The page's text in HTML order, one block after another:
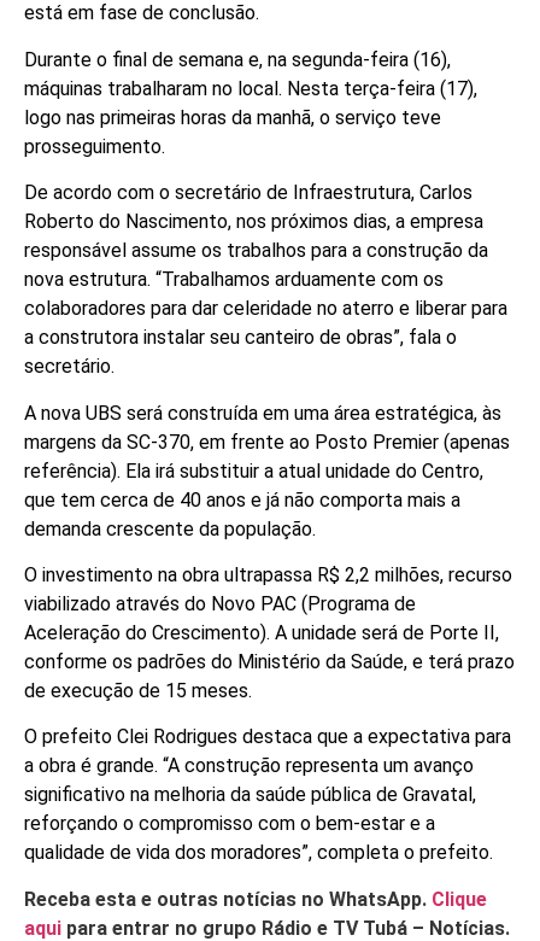
está em fase de conclusão.
Durante o final de semana e, na segunda-feira (16),
máquinas trabalharam no local. Nesta terça-feira (17),
logo nas primeiras horas da manhã, o serviço teve
prosseguimento.
De acordo com o secretário de Infraestrutura, Carlos
Roberto do Nascimento, nos próximos dias, a empresa
responsável assume os trabalhos para a construção da
nova estrutura. “Trabalhamos arduamente com os
colaboradores para dar celeridade no aterro e liberar para
a construtora instalar seu canteiro de obras”, fala o
secretário.
A nova UBS será construída em uma área estratégica, às
margens da SC-370, em frente ao Posto Premier (apenas
referência). Ela irá substituir a atual unidade do Centro,
que tem cerca de 40 anos e já não comporta mais a
demanda crescente da população.
O investimento na obra ultrapassa R$ 2,2 milhões, recurso
viabilizado através do Novo PAC (Programa de
Aceleração do Crescimento). A unidade será de Porte II,
conforme os padrões do Ministério da Saúde, e terá prazo
de execução de 15 meses.
O prefeito Clei Rodrigues destaca que a expectativa para
a obra é grande. “A construção representa um avanço
significativo na melhoria da saúde pública de Gravatal,
reforçando o compromisso com o bem-estar e a
qualidade de vida dos moradores”, completa o prefeito.
Receba esta e outras notícias no WhatsApp. Clique
aqui para entrar no grupo Rádio e TV Tubá – Notícias.